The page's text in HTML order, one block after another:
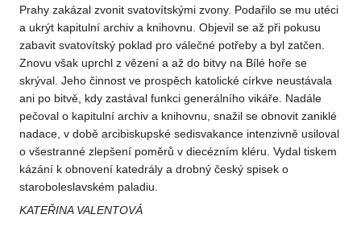
Prahy zakázal zvonit svatovítskými zvony. Podařilo se mu utéci
a ukrýt kapitulní archiv a knihovnu. Objevil se až při pokusu
zabavit svatovítský poklad pro válečné potřeby a byl zatčen.
Znovu však uprchl z vězení a až do bitvy na Bílé hoře se
skrýval. Jeho činnost ve prospěch katolické církve neustávala
ani po bitvě, kdy zastával funkci generálního vikáře. Nadále
pečoval o kapitulní archiv a knihovnu, snažil se obnovit zaniklé
nadace, v době arcibiskupské sedisvakance intenzivně usiloval
o všestranné zlepšení poměrů v diecézním kléru. Vydal tiskem
kázání k obnovení katedrály a drobný český spisek o
staroboleslavském paladiu.
KATEŘINA VALENTOVÁ